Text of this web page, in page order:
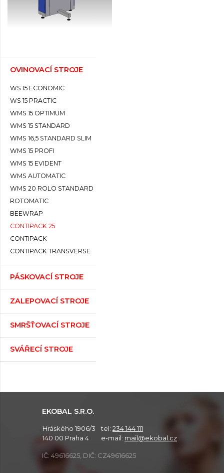
OVINOVACÍ STROJE
WS 15 ECONOMIC
WS 15 PRACTIC
WMS 15 OPTIMUM
WMS 15 STANDARD
WMS 16,5 STANDARD SLIM
WMS 15 PROFI
WMS 15 EVIDENT
WMS AUTOMATIC
WMS 20 ROLO STANDARD
ROTOMATIC
BEEWRAP
CONTIPACK 25
CONTIPACK
CONTIPACK TRANSVERSE
PÁSKOVACÍ STROJE
ZALEPOVACÍ STROJE
SMRŠŤOVACÍ STROJE
SVÁŘECÍ STROJE
EKOBAL S.R.O.
Hráského 1906/3
140 00 Praha 4
tel: 234 144 111
e-mail: mail@ekobal.cz
IČ: 49616625, DIČ: CZ49616625